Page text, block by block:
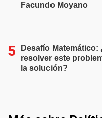
Facundo Moyano
Desafío Matemático:
resolver este
la solución?